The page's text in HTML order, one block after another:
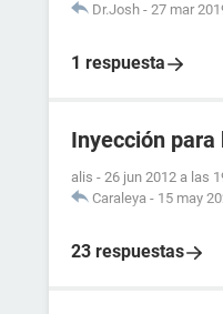
Dr.Josh - 27 mar
1 respuesta
Inyección
alis - 26 jun 2012 a las
Caraleya - 15 may
23 respuestas